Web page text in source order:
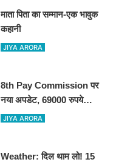
माता पिता का सम्मान-एक भावुक
कहानी
JIYA ARORA
8th Pay Commission पर
नया अपडेट, 69000 रुपये
न्यूनतम वेतन पर ज़ोर
JIYA ARORA
Weather: दिल थाम लो! 15